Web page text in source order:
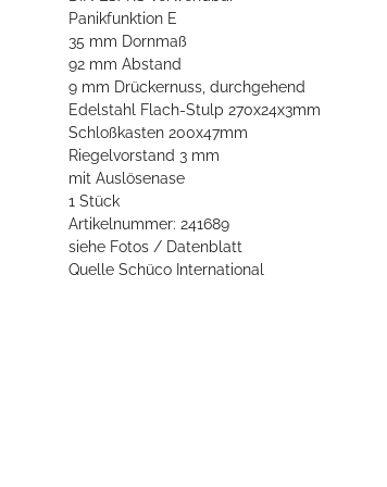
Panikfunktion E
35 mm Dornmaß
92 mm Abstand
9 mm Drückernuss, durchgehend
Edelstahl Flach-Stulp 270x24x3mm
Schloßkasten 200x47mm
Riegelvorstand 3 mm
mit Auslösenase
1 Stück
Artikelnummer: 241689
siehe Fotos / Datenblatt
Quelle Schüco International